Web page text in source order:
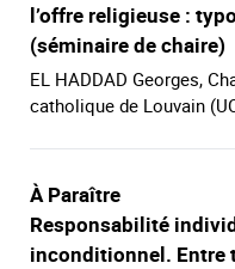
l’offre religieuse :
(séminaire de chaire)
EL HADDAD Georges,
catholique de Louvain
À Paraître
Responsabilité
inconditionnel. Entre